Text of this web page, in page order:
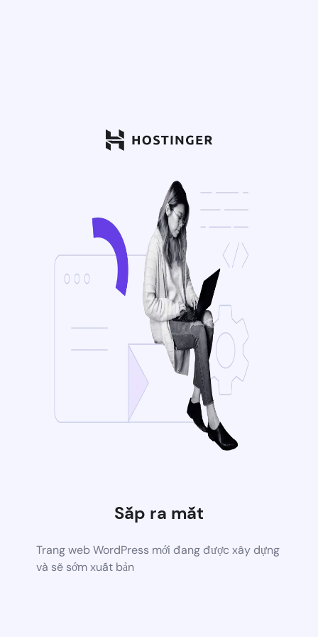
Sắp ra mắt
Trang web WordPress mới đang được xây dựng
và sẽ sớm xuất bản